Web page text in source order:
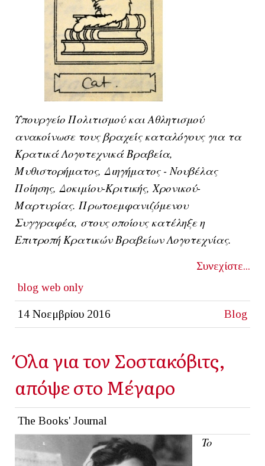
Υπουργείο Πολιτισμού και Αθλητισμού
ανακοίνωσε τους βραχείς καταλόγους για τα
Κρατικά Λογοτεχνικά Βραβεία,
Μυθιστορήματος, Διηγήματος - Νουβέλας
Ποίησης, Δοκιμίου-Κριτικής, Χρονικού-
Μαρτυρίας. Πρωτοεμφανιζόμενου
Συγγραφέα, στους οποίους κατέληξε η
Επιτροπή Κρατικών Βραβείων Λογοτεχνίας.
Συνεχίστε...
blog web only
14 Νοεμβρίου 2016 Blog
Όλα για τον Σοστακόβιτς,
απόψε στο Μέγαρο
The Books' Journal